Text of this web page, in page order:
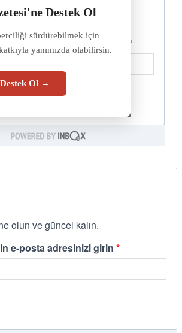
Destek Ol
sürdürebilmek için
yanımızda olabilirsin.
Destek Ol →